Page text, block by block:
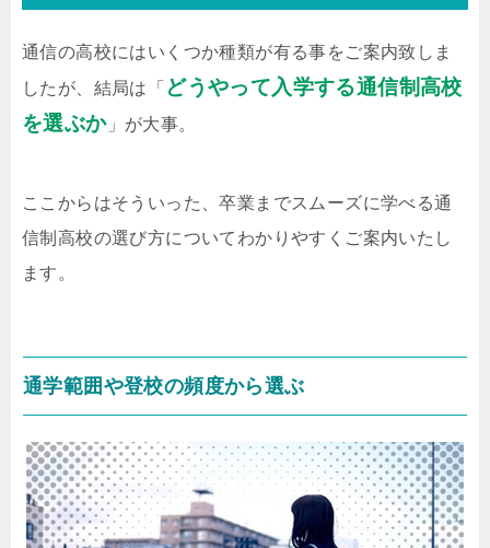
通信の高校にはいくつか種類が有る事をご案内致しま
したが、結局は「 どうやって入学する通信制高校
を選ぶか」が大事。
ここからはそういった、卒業までスムーズに学べる通
信制高校の選び方についてわかりやすくご案内いたし
ます。
通学範囲や登校の頻度から選ぶ